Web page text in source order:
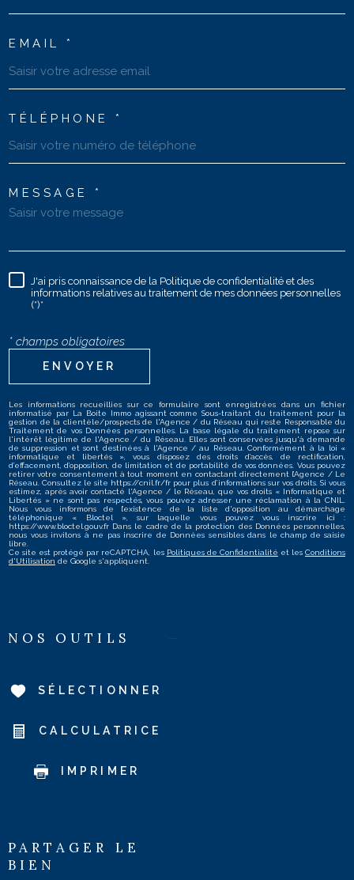
EMAIL *
TÉLÉPHONE *
MESSAGE *
J'ai pris connaissance de la Politique de confidentialité et des
informations relatives au traitement de mes données personnelles
(*)*
* champs obligatoires
ENVOYER
Les informations recueillies sur ce formulaire sont enregistrées dans un fichier
informatisé par La Boite Immo agissant comme Sous-traitant du traitement pour la
gestion de la clientèle/prospects de l'Agence / du Réseau qui reste Responsable du
Traitement de vos Données personnelles. La base légale du traitement repose sur
l'intérêt légitime de l'Agence / du Réseau. Elles sont conservées jusqu'à demande
de suppression et sont destinées à l'Agence / au Réseau. Conformément à la loi «
informatique et libertés », vous disposez des droits d’accès, de rectification,
d’effacement, d’opposition, de limitation et de portabilité de vos données. Vous pouvez
retirer votre consentement à tout moment en contactant directement l’Agence / Le
Réseau. Consultez le site https://cnil.fr/fr pour plus d’informations sur vos droits. Si vous
estimez, après avoir contacté l'Agence / le Réseau, que vos droits « Informatique et
Libertés » ne sont pas respectés, vous pouvez adresser une réclamation à la CNIL.
Nous vous informons de l’existence de la liste d'opposition au démarchage
téléphonique « Bloctel », sur laquelle vous pouvez vous inscrire ici :
https://www.bloctel.gouv.fr Dans le cadre de la protection des Données personnelles,
nous vous invitons à ne pas inscrire de Données sensibles dans le champ de saisie
libre.
Ce site est protégé par reCAPTCHA, les Politiques de Confidentialité et lesConditions
d'Utilisation de Google s'appliquent.
NOS OUTILS
SÉLECTIONNER
CALCULATRICE
IMPRIMER
PARTAGER LE
BIEN